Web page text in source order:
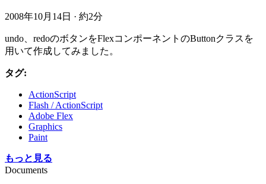
2008年10月14日 · 約2分
undo、redoのボタンをFlexコンポーネントのButtonクラスを
用いて作成してみました。
タグ:
ActionScript
Flash / ActionScript
Adobe Flex
Graphics
Paint
もっと見る
Documents